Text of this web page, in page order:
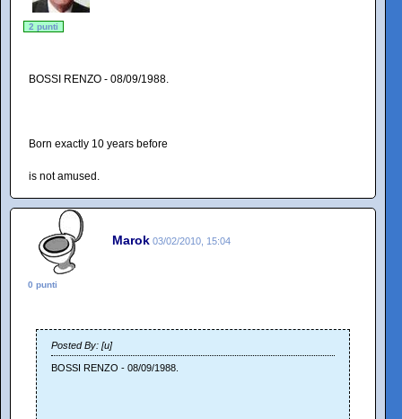
2 punti
BOSSI RENZO - 08/09/1988.
Born exactly 10 years before
is not amused.
Marok 03/02/2010, 15:04
0 punti
Posted By: [u]
BOSSI RENZO - 08/09/1988.